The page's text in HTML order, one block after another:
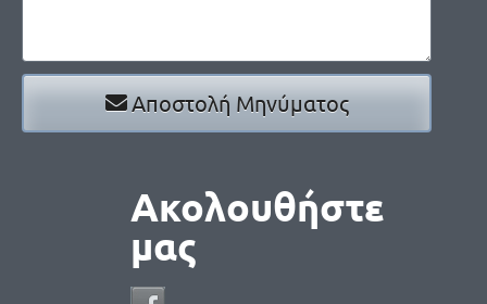
Αποστολή Μηνύματος
Ακολουθήστε
μας